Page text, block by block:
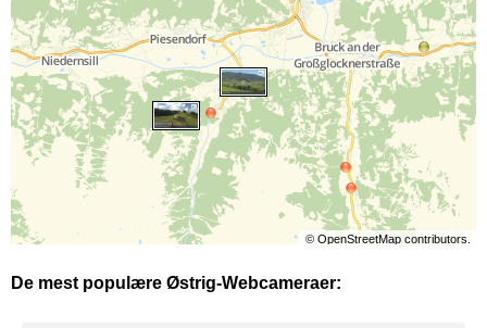
© OpenStreetMapcontributors.
De mest populære Østrig-Webcameraer: